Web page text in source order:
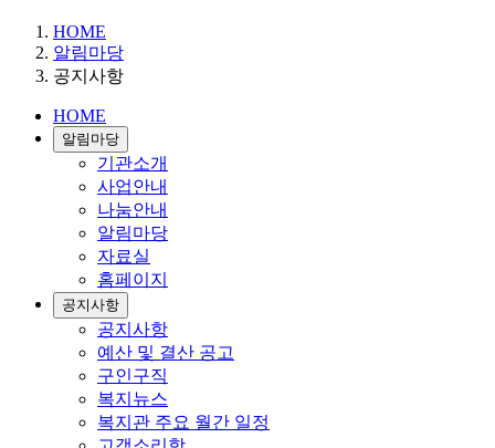
HOME
알림마당
공지사항
HOME
알림마당
기관소개
사업안내
나눔안내
알림마당
자료실
홈페이지
공지사항
공지사항
예산 및 결산 공고
구인구직
복지뉴스
복지관 주요 월간 일정